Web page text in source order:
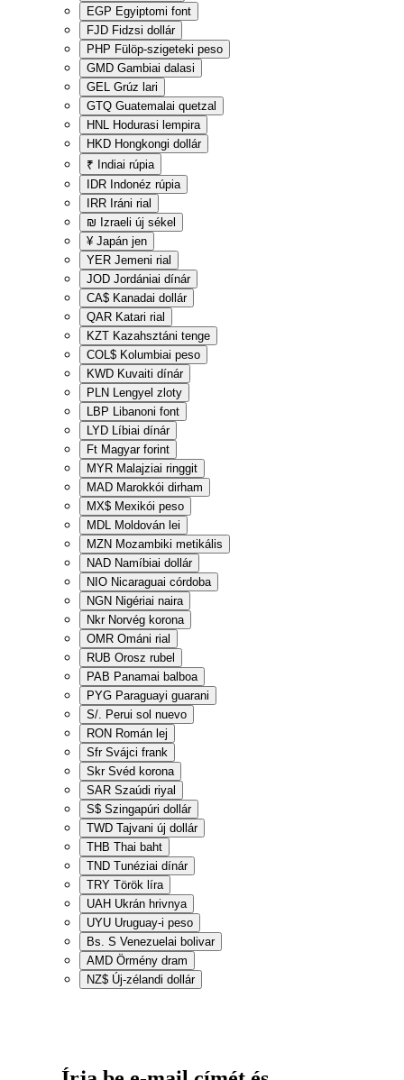
EGP Egyiptomi font
FJD Fidzsi dollár
PHP Fülöp-szigeteki peso
GMD Gambiai dalasi
GEL Grúz lari
GTQ Guatemalai quetzal
HNL Hodurasi lempira
HKD Hongkongi dollár
₹ Indiai rúpia
IDR Indonéz rúpia
IRR Iráni rial
₪ Izraeli új sékel
¥ Japán jen
YER Jemeni rial
JOD Jordániai dínár
CA$ Kanadai dollár
QAR Katari rial
KZT Kazahsztáni tenge
COL$ Kolumbiai peso
KWD Kuvaiti dínár
PLN Lengyel zloty
LBP Libanoni font
LYD Líbiai dínár
Ft Magyar forint
MYR Malajziai ringgit
MAD Marokkói dirham
MX$ Mexikói peso
MDL Moldován lei
MZN Mozambiki metikális
NAD Namíbiai dollár
NIO Nicaraguai córdoba
NGN Nigériai naira
Nkr Norvég korona
OMR Ománi rial
RUB Orosz rubel
PAB Panamai balboa
PYG Paraguayi guarani
S/. Perui sol nuevo
RON Román lej
Sfr Svájci frank
Skr Svéd korona
SAR Szaúdi riyal
S$ Szingapúri dollár
TWD Tajvani új dollár
THB Thai baht
TND Tunéziai dínár
TRY Török líra
UAH Ukrán hrivnya
UYU Uruguay-i peso
Bs. S Venezuelai bolivar
AMD Örmény dram
NZ$ Új-zélandi dollár